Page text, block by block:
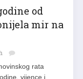
od
mir na
rata
vijence i